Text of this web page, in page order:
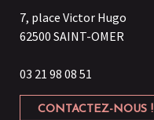
7, place Victor Hugo
62500 SAINT-OMER
03 21 98 08 51
CONTACTEZ-NOUS !